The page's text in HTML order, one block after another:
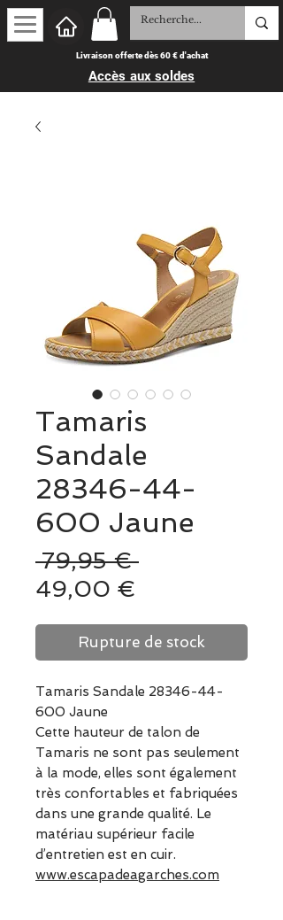
Livraison offerte dès 60 € d'achat
Accès aux soldes
Tamaris
Sandale
28346-44-
600 Jaune
79,95 € Prix
49,00 €
Rupture de stock
Tamaris Sandale 28346-44-
600 Jaune
Cette hauteur de talon de
Tamaris ne sont pas seulement
à la mode, elles sont également
très confortables et fabriquées
dans une grande qualité. Le
matériau supérieur facile
d’entretien est en cuir.
www.escapadeagarches.com